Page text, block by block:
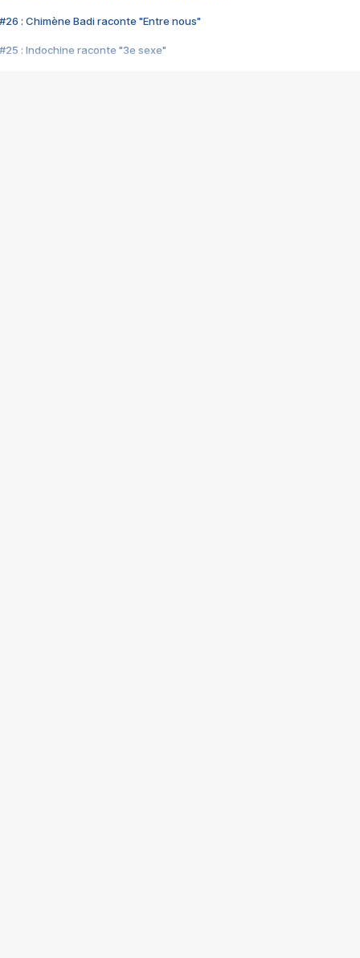
#26 : Chimène Badi raconte "Entre nous"
#25 : Indochine raconte "3e sexe"